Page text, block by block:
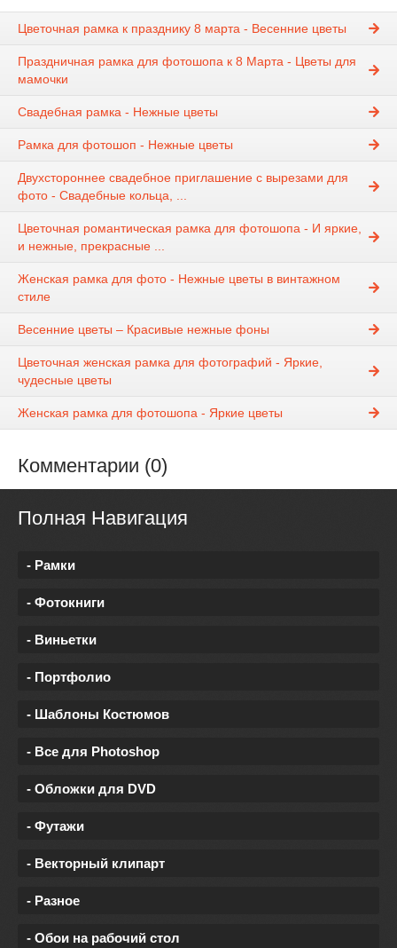
Цветочная рамка к празднику 8 марта - Весенние цветы
Праздничная рамка для фотошопа к 8 Марта - Цветы для
мамочки
Свадебная рамка - Нежные цветы
Рамка для фотошоп - Нежные цветы
Двухстороннее свадебное приглашение с вырезами для
фото - Свадебные кольца, ...
Цветочная романтическая рамка для фотошопа - И яркие,
и нежные, прекрасные ...
Женская рамка для фото - Нежные цветы в винтажном
стиле
Весенние цветы – Красивые нежные фоны
Цветочная женская рамка для фотографий - Яркие,
чудесные цветы
Женская рамка для фотошопа - Яркие цветы
Комментарии (0)
Полная Навигация
- Рамки
- Фотокниги
- Виньетки
- Портфолио
- Шаблоны Костюмов
- Все для Photoshop
- Обложки для DVD
- Футажи
- Векторный клипарт
- Разное
- Обои на рабочий стол